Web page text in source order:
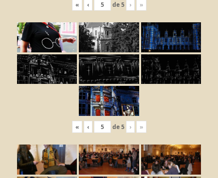
« ‹ de5 › »
« ‹ de5 › »